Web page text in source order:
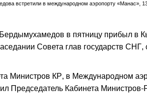
встретили в международном аэропорту «Манас», 13
в пятницу прибыл в
Совета глав государств
Министров КР, в Международном
Председатель Кабинета Министров-